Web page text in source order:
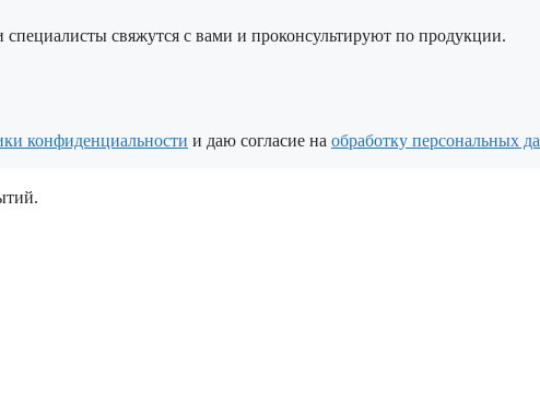
свяжутся с вами и проконсультируют по продукции.
конфиденциальности и даю согласие на обработку персональных